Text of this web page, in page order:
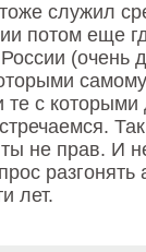
служил
потом еще
(очень
те с которыми
ты не прав. И
разгонять
лет.